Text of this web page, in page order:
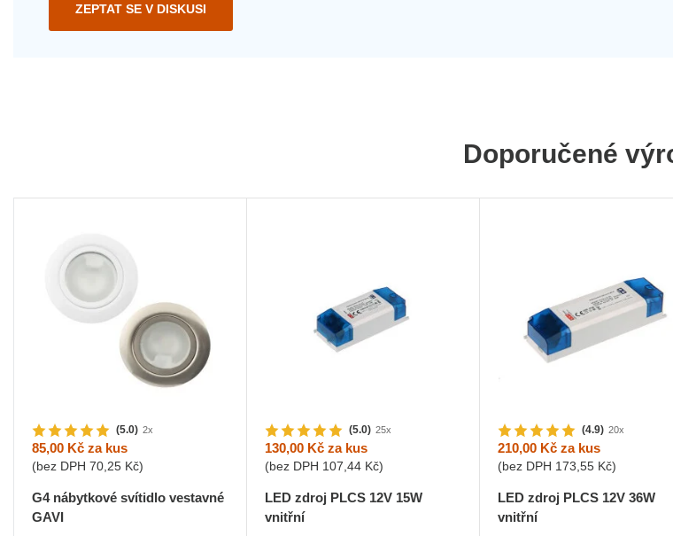
ZEPTAT SE V DISKUSI
Doporučené
(5.0) 2x
85,00 Kč za kus
(bez DPH 70,25 Kč)
G4 nábytkové svítidlo vestavné
GAVI
(5.0) 25x
130,00 Kčza kus
(bez DPH 107,44 Kč)
LED zdroj PLCS 12V 15W
vnitřní
(4.9) 20x
210,00 Kčza kus
(bez DPH 173,55 Kč)
LED zdroj PLCS 12V 36W
vnitřní